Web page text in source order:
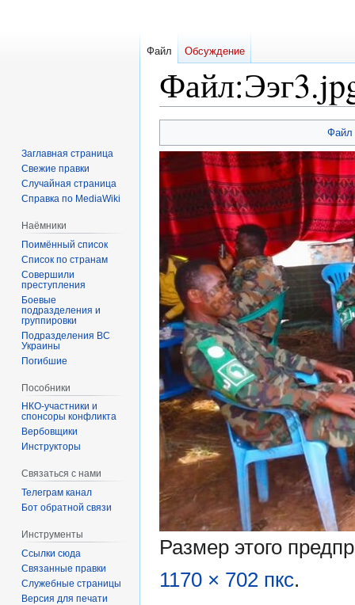
Файл:
к
навигации
к
поиску
Файл
Размер этого
1170 × 702 пкс.
Файл Обсуждение
Заглавная страница
Свежие правки
Случайная страница
Справка по MediaWiki
Наёмники
Поимённый список
Список по странам
Совершили
преступления
Боевые
подразделения и
группировки
Подразделения ВС
Украины
Погибшие
Пособники
спонсоры конфликта
‏‎Вербовщики
Инструкторы
Связаться с нами
Телеграм канал
Бот обратной связи
Инструменты
Ссылки сюда
Связанные правки
Служебные страницы
Версия для печати